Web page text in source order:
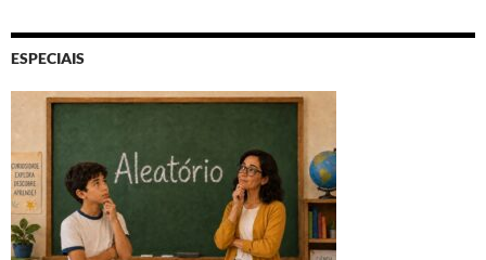
ESPECIAIS